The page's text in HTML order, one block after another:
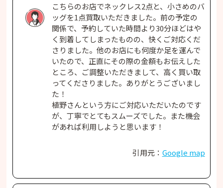
こちらのお店でネックレス2点と、小さめのバ
ッグを1点買取いただきました。前の予定の
関係で、予約していた時間より30分ほどはや
く到着してしまったものの、快くご対応くだ
さりました。他のお店にも何度か足を運んで
いたので、正直にその際の金額もお伝えした
ところ、ご調整いただきまして、高く買い取
ってくださりました。ありがとうございまし
た！
植野さんという方にご対応いただいたのです
が、丁寧でとてもスムーズでした。また機会
があれば利用しようと思います！
引用元： Google map